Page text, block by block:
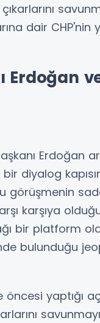
dair CHP'nin
Erdoğan
Erdoğan
diyalog
görüşmenin
karşıya
bir platform
bulunduğu
öncesi yaptığı